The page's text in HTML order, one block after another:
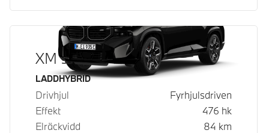
XM 50e
Bränsle
LADDHYBRID
Drivhjul
Fyrhjulsdriven
Effekt
476 hk
Elräckvidd
84 km